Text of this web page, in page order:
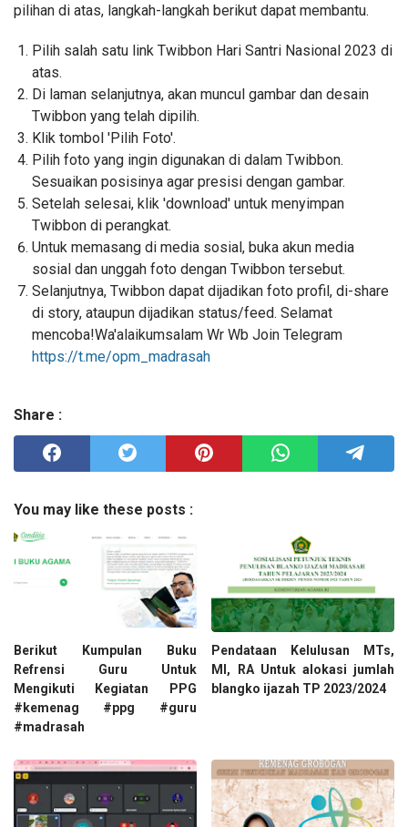
pilihan di atas, langkah-langkah berikut dapat membantu.
Pilih salah satu link Twibbon Hari Santri Nasional 2023 di
atas.
Di laman selanjutnya, akan muncul gambar dan desain
Twibbon yang telah dipilih.
Klik tombol 'Pilih Foto'.
Pilih foto yang ingin digunakan di dalam Twibbon.
Sesuaikan posisinya agar presisi dengan gambar.
Setelah selesai, klik 'download' untuk menyimpan
Twibbon di perangkat.
Untuk memasang di media sosial, buka akun media
sosial dan unggah foto dengan Twibbon tersebut.
Selanjutnya, Twibbon dapat dijadikan foto profil, di-share
di story, ataupun dijadikan status/feed. Selamat
mencoba!Wa'alaikumsalam Wr Wb Join Telegram
https://t.me/opm_madrasah
Share :
You may like these posts :
Berikut Kumpulan Buku
Refrensi Guru Untuk
Mengikuti Kegiatan PPG
#kemenag #ppg #guru
#madrasah
Pendataan Kelulusan MTs,
MI, RA Untuk alokasi jumlah
blangko ijazah TP 2023/2024